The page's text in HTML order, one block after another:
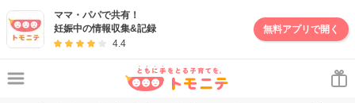
ママ・パパで共有！
妊娠中の情報収集&記録
4.4
無料アプリで開く
妊娠・出産・子育て情報サイト | トモニテ